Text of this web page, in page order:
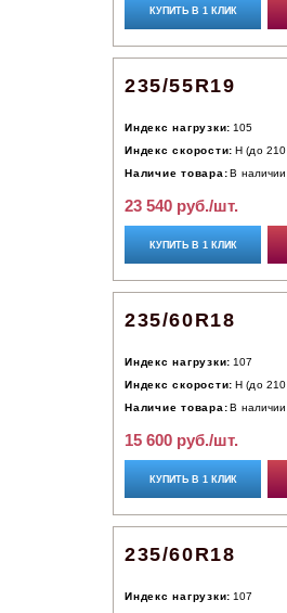
КУПИТЬ В 1 КЛИК
235/55R19
Индекс нагрузки: 105
Индекс скорости: H (до 210
Наличие товара: В наличии
23 540 руб./шт.
КУПИТЬ В 1 КЛИК
235/60R18
Индекс нагрузки: 107
Индекс скорости: H (до 210
Наличие товара: В наличии
15 600 руб./шт.
КУПИТЬ В 1 КЛИК
235/60R18
Индекс нагрузки: 107